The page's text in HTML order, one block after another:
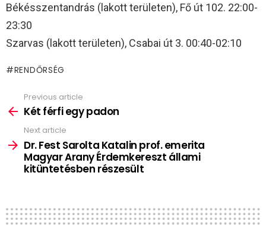
Békésszentandrás (lakott területen), Fő út 102. 22:00-
23:30
Szarvas (lakott területen), Csabai út 3. 00:40-02:10
RENDŐRSÉG
more
Previous article
Két férfi egy padon
Next article
Dr. Fest Sarolta Katalin prof. emerita
Magyar Arany Érdemkereszt állami
kitüntetésben részesült